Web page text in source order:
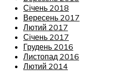
Січень 2018
Вересень 2017
Лютий 2017
Січень 2017
Грудень 2016
Листопад 2016
Лютий 2014